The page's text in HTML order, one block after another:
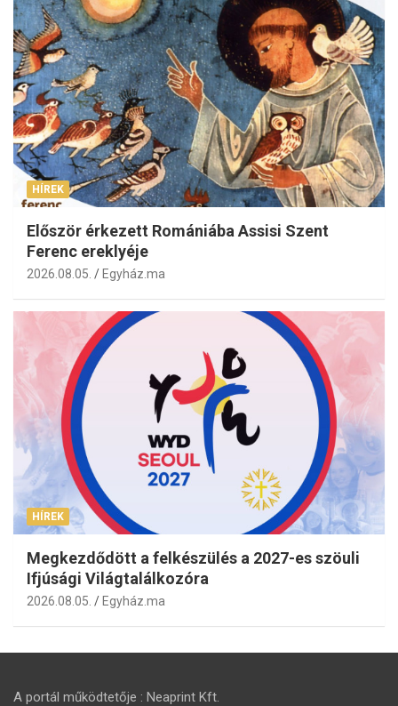
HÍREK
Először érkezett Romániába Assisi Szent
Ferenc ereklyéje
2026.08.05. Egyház.ma
HÍREK
Megkezdődött a felkészülés a 2027-es szöuli
Ifjúsági Világtalálkozóra
2026.08.05. Egyház.ma
A portál működtetője : Neaprint Kft.